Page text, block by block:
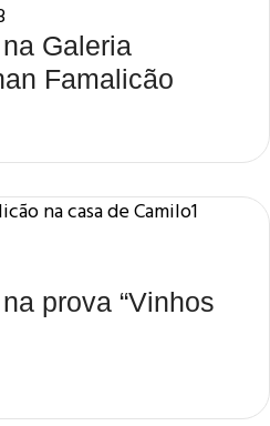
Galeria
Famalicão
prova “Vinhos